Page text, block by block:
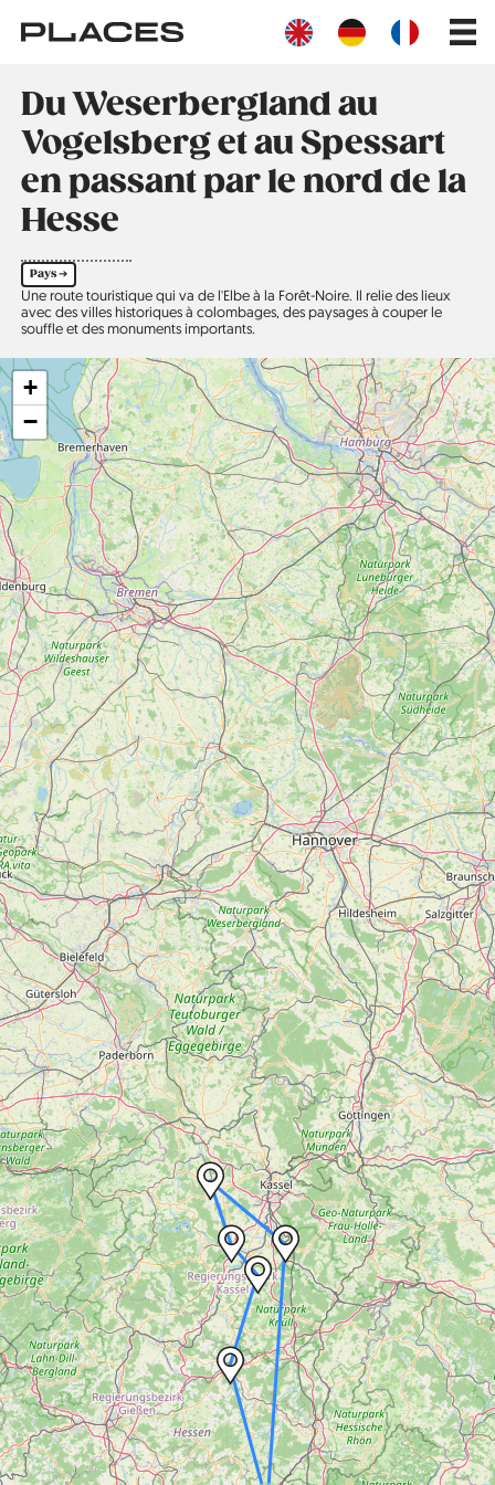
contenu
Main
Du Weserbergland au
Vogelsberg et au Spessart
en passant par le nord de la
Hesse
Pays ➔
Une route touristique qui va de l'Elbe à la Forêt-Noire. Il relie des lieux
avec des villes historiques à colombages, des paysages à couper le
souffle et des monuments importants.
+
−